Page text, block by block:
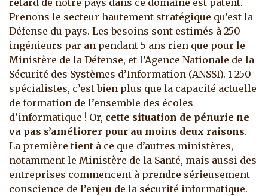
retard de notre pays dans ce domaine est patent.
Prenons le secteur hautement stratégique qu’est la
Défense du pays. Les besoins sont estimés à 250
ingénieurs par an pendant 5 ans rien que pour le
Ministère de la Défense, et l’Agence Nationale de la
Sécurité des Systèmes d’Information (ANSSI). 1 250
spécialistes, c’est bien plus que la capacité actuelle
de formation de l’ensemble des écoles
d’informatique ! Or, cette situation de pénurie ne
va pas s’améliorer pour au moins deux raisons.
La première tient à ce que d’autres ministères,
notamment le Ministère de la Santé, mais aussi des
entreprises commencent à prendre sérieusement
conscience de l’enjeu de la sécurité informatique.